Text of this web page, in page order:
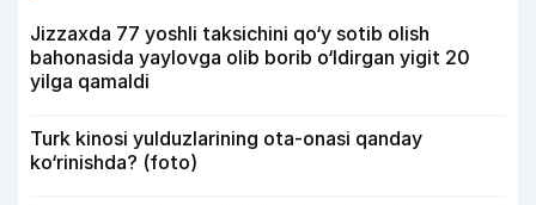
Jizzaxda 77 yoshli taksichini qo‘y sotib olish
bahonasida yaylovga olib borib o‘ldirgan yigit 20
yilga qamaldi
Turk kinosi yulduzlarining ota-onasi qanday
ko‘rinishda? (foto)